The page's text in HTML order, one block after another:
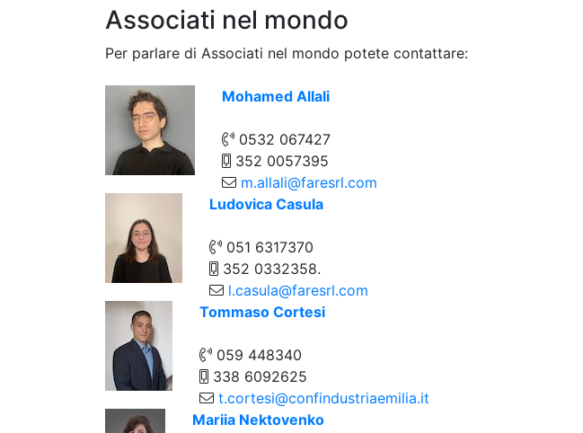
Associati nel mondo
Per parlare di Associati nel mondo potete contattare:
Mohamed Allali
0532 067427
352 0057395
m.allali@faresrl.com
Ludovica Casula
051 6317370
352 0332358.
l.casula@faresrl.com
Tommaso Cortesi
059 448340
338 6092625
t.cortesi@confindustriaemilia.it
Mariia Nektovenko